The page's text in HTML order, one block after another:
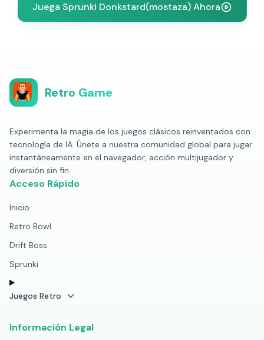
Juega Sprunki Donkstard(mostaza) Ahora
Retro Game
Experimenta la magia de los juegos clásicos reinventados con
tecnología de IA. Únete a nuestra comunidad global para jugar
instantáneamente en el navegador, acción multijugador y
diversión sin fin.
Acceso Rápido
Inicio
Retro Bowl
Drift Boss
Sprunki
Juegos Retro
Información Legal